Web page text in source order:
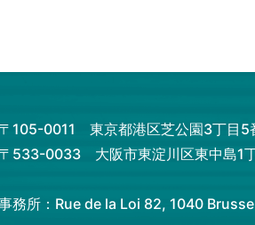
105-0011 東京都港区芝公園3丁目5
533-0033 大阪市東淀川区東中島1
務所：Rue de la Loi 82, 1040